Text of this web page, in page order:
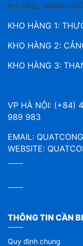
KHƯƠNG, THÀNH
KHO HÀNG 1:
KHO HÀNG 2:
KHO HÀNG 3:
VP HÀ NỘI: (+84)
989 983
EMAIL:
WEBSITE:
THÔNG TIN CẦN
Quy định chung